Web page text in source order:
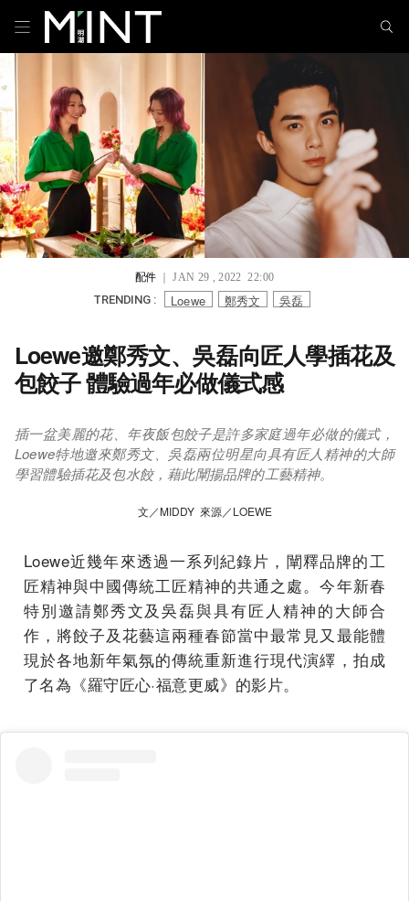
配件｜ JAN 29 , 2022 22:00
TRENDING : Loewe 鄭秀文 吳磊
Loewe邀鄭秀文、吳磊向匠人學插花及
包餃子 體驗過年必做儀式感
插一盆美麗的花、年夜飯包餃子是許多家庭過年必做的儀式，
Loewe特地邀來鄭秀文、吳磊兩位明星向具有匠人精神的大師
學習體驗插花及包水餃，藉此闡揚品牌的工藝精神。
文／MIDDY 來源／LOEWE
Loewe近幾年來透過一系列紀錄片，闡釋品牌的工
匠精神與中國傳統工匠精神的共通之處。今年新春
特別邀請鄭秀文及吳磊與具有匠人精神的大師合
作，將餃子及花藝這兩種春節當中最常見又最能體
現於各地新年氣氛的傳統重新進行現代演繹，拍成
了名為《羅守匠心·福意更威》的影片。